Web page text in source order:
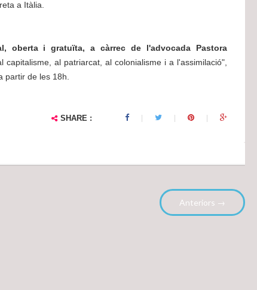
a Itàlia.
oberta i gratuïta, a càrrec de l'advocada Pastora
capitalisme, al patriarcat, al colonialisme i a l'assimilació",
partir de les 18h.
SHARE :
Anteriors →